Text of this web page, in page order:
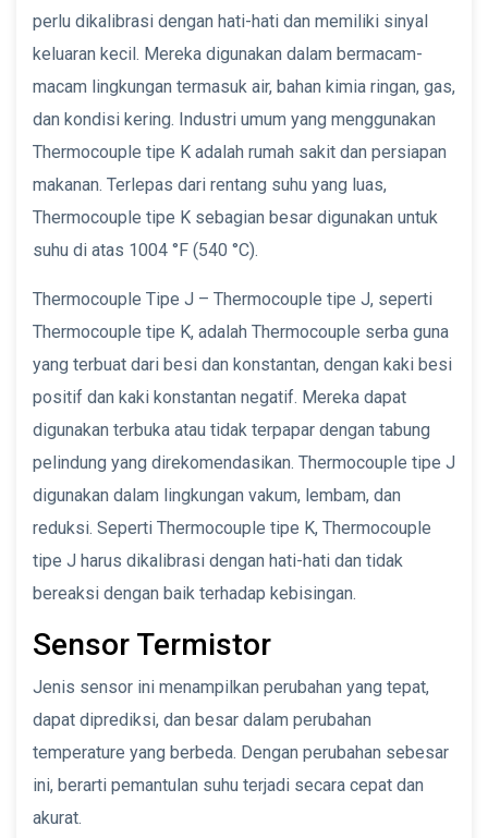
perlu dikalibrasi dengan hati-hati dan memiliki sinyal
keluaran kecil. Mereka digunakan dalam bermacam-
macam lingkungan termasuk air, bahan kimia ringan, gas,
dan kondisi kering. Industri umum yang menggunakan
Thermocouple tipe K adalah rumah sakit dan persiapan
makanan. Terlepas dari rentang suhu yang luas,
Thermocouple tipe K sebagian besar digunakan untuk
suhu di atas 1004 °F (540 °C).
Thermocouple Tipe J – Thermocouple tipe J, seperti
Thermocouple tipe K, adalah Thermocouple serba guna
yang terbuat dari besi dan konstantan, dengan kaki besi
positif dan kaki konstantan negatif. Mereka dapat
digunakan terbuka atau tidak terpapar dengan tabung
pelindung yang direkomendasikan. Thermocouple tipe J
digunakan dalam lingkungan vakum, lembam, dan
reduksi. Seperti Thermocouple tipe K, Thermocouple
tipe J harus dikalibrasi dengan hati-hati dan tidak
bereaksi dengan baik terhadap kebisingan.
Sensor Termistor
Jenis sensor ini menampilkan perubahan yang tepat,
dapat diprediksi, dan besar dalam perubahan
temperature yang berbeda. Dengan perubahan sebesar
ini, berarti pemantulan suhu terjadi secara cepat dan
akurat.